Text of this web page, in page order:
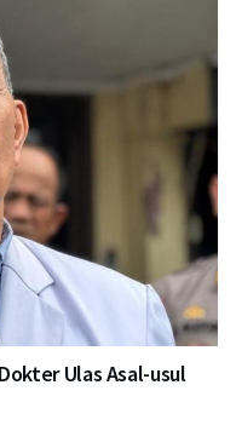
Ulas Asal-usul